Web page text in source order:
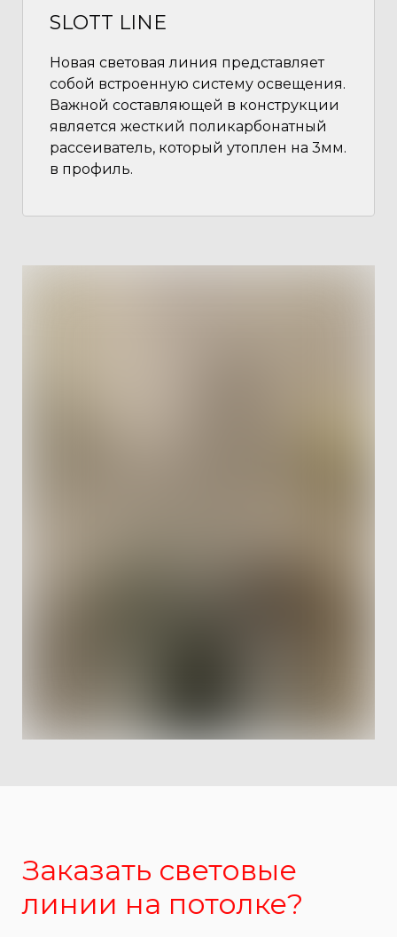
SLOTT LINE
Новая световая линия представляет
собой встроенную систему освещения.
Важной составляющей в конструкции
является жесткий поликарбонатный
рассеиватель, который утоплен на 3мм.
в профиль.
Заказать световые
линии на потолке?